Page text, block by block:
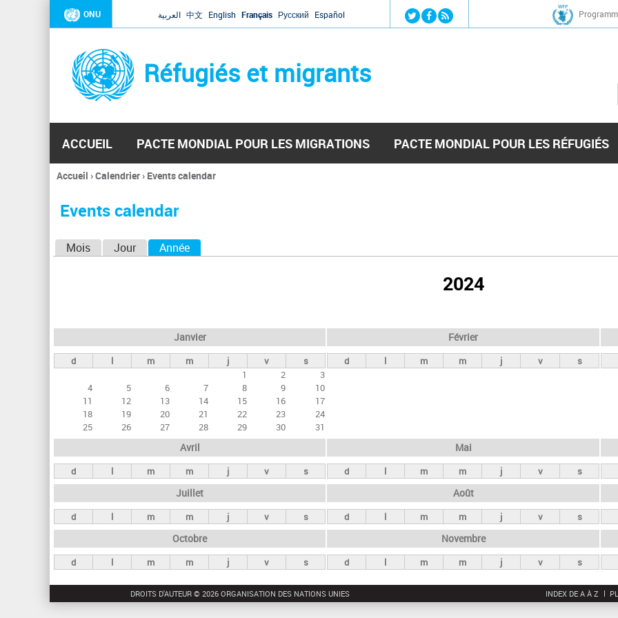
Jump to navigation
ONU العربية 中文 English Français Русский Español
Réfugiés et migrants
ACCUEIL PACTE MONDIAL POUR LES MIGRATIONS PACTE MONDIAL POUR LES RÉFUGIÉS
Vous
ici
Accueil ›Calendrier› Events calendar
Events calendar
e
t
s
n
c
i
p
a
x
Mois Jour Année
2024
Janvier
d l m m j v
s
1
2
3
4
5 6 7 8 9
10
11
12 13 14 15 16
17
18
19 20 21 22 23
24
25
26 27 28 29 30 31
Février
d l m m j v s
Avril
d l m m j v s
Mai
d l m m j v s
Juillet
d l m m j v s
Août
d l m m j v s
Octobre
d l m m j v s
Novembre
d l m m j v s
DROITS D'AUTEUR © 2026 ORGANISATION DES NATIONS UNIES INDEX DE A À Z